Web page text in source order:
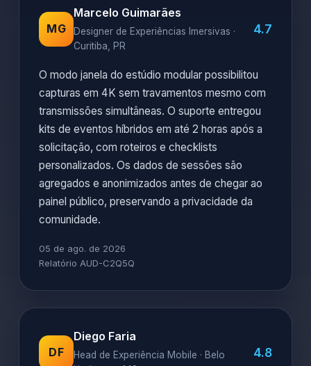
MG
Marcelo Guimarães
Designer de Experiências Imersivas ·
Curitiba, PR
4.7
O modo janela do estúdio modular possibilitou
capturas em 4K sem travamentos mesmo com
transmissões simultâneas. O suporte entregou
kits de eventos híbridos em até 2 horas após a
solicitação, com roteiros e checklists
personalizados. Os dados de sessões são
agregados e anonimizados antes de chegar ao
painel público, preservando a privacidade da
comunidade.
05 de ago. de 2026
Relatório AUD-C2Q5Q
DF
Diego Faria
Head de Experiência Mobile · Belo
4.8